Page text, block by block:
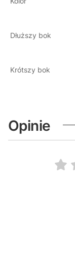
Dłuższy bok
Krótszy bok
Opinie